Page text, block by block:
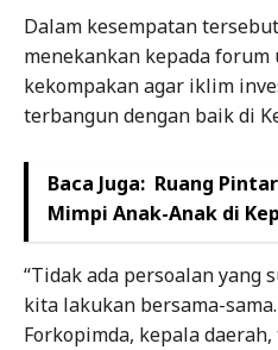
Dalam kesempatan
menekankan kepada
kekompakan agar iklim
terbangun dengan baik di
Baca Juga: Ruang
Mimpi Anak-Anak di
“Tidak ada persoalan yang
kita lakukan bersama-
Forkopimda, kepala